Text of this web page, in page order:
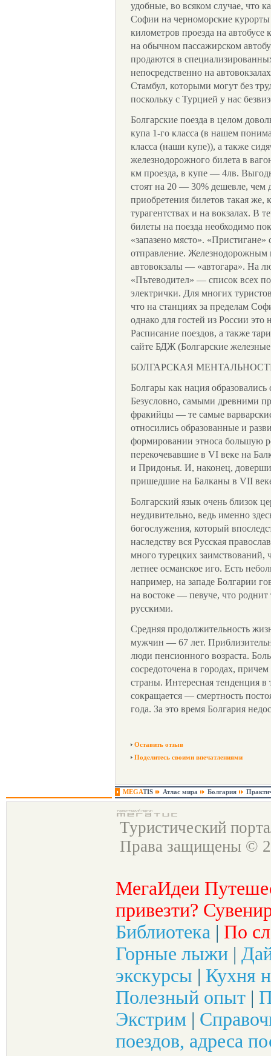
удобные, во всяком случае, что
Софии на черноморские
километров проезда на
на обычном пассажирском
продаются в
непосредственно на
Стамбул, которыми могут без
поскольку с Турцией у нас
Болгарские поезда в целом
купа 1-го класса (в нашем
класса (наши купе)), а также
железнодорожного билета в
км проезда, в купе — 4лв.
стоят на 20 — 30% дешевле, чем
приобретения билетов такая
турагентствах и на вокзалах. В
билеты на поезда необходимо
«запазено място».
отправление. Железнодорожным
автовокзалы — «автогара». На
«Пътеводител» — список всех
электрички. Для многих
что на станциях за пределам
однако для гостей из России это
Расписание поездов, а также
сайте БДЖ (Болгарские
БОЛГАРСКАЯ
Болгары как нация
Безусловно, самыми древними
фракийцы — те самые
относились образованные и
формировании этноса большую
перекочевавшие в VI веке на
и Придонья. И, наконец,
пришедшие на Балканы в VII
Болгарский язык очень близок
неудивительно, ведь именно
богослужения, который
наследству вся Русская
много турецких заимствований,
летнее османское иго. Есть
например, на западе Болгарии
на востоке — певуче, что
русскими.
Средняя продолжительность
мужчин — 67 лет.
люди пенсионного возраста.
сосредоточена в городах,
страны. Интересная тенденция в
сокращается — смертность
года. За это время Болгария
Оставить отзыв
Поделитесь своими впечатлениями
MEGATIS Атлас мира Болгария
Туристический
Права защищены ©
МегаИдеи
привезти?
Библиотека | По
Горные лыжи |
экскурсы | Кухня
Полезный опыт |
Экстрим |
поездов, адреса